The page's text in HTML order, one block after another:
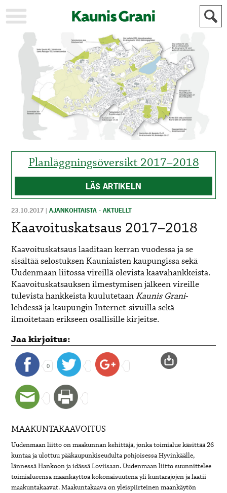
KAUPUNKI
STADEN
AJANKOHTAISTA
AKTUELLT
URHEILU
IDROTT
KULTTUURI
KULTUR
HISTORIA
HISTORIA
YLEINEN
ALLMÄN
MAINOSTAJILLE
ANNONSÖRER
Planläggningsöversikt 2017–2018
LÄS ARTIKELN
23.10.2017 |AJANKOHTAISTA - AKTUELLT
Kaavoituskatsaus 2017–2018
Kaavoituskatsaus laaditaan kerran vuodessa ja se
sisältää selostuksen Kauniaisten kaupungissa sekä
Uudenmaan liitossa vireillä olevista kaavahankkeista.
Kaavoituskatsauksen ilmestymisen jälkeen vireille
tulevista hankkeista kuulutetaan Kaunis Grani-
lehdessä ja kaupungin Internet-sivuilla sekä
ilmoitetaan erikseen osallisille kirjeitse.
Jaa kirjoitus:
0
MAAKUNTAKAAVOITUS
Uudenmaan liitto on maakunnan kehittäjä, jonka toimialue käsittää 26
kuntaa ja ulottuu pääkaupunkiseudulta pohjoisessa Hyvinkäälle,
lännessä Hankoon ja idässä Loviisaan. Uudenmaan liitto suunnittelee
toimialueensa maankäyttöä kokonaisuutena yli kuntarajojen ja laatii
maakuntakaavat. Maakuntakaava on yleispiirteinen maankäytön